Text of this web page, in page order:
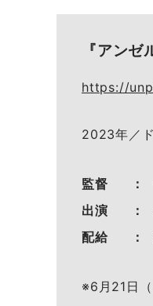
『アンゼ
https://
2023年／
監督
出演
配給
※6月21日